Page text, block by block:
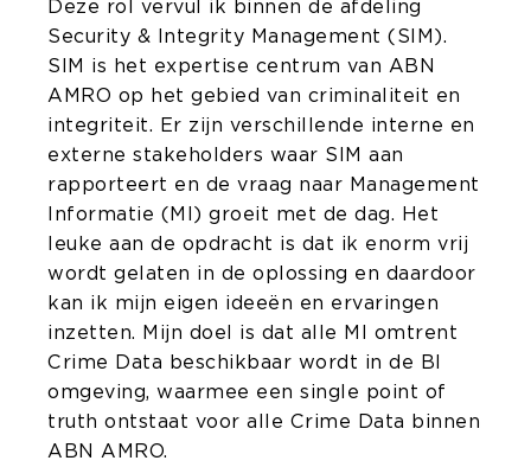
Deze rol vervul ik binnen de afdeling
Security & Integrity Management (SIM).
SIM is het expertise centrum van ABN
AMRO op het gebied van criminaliteit en
integriteit. Er zijn verschillende interne en
externe stakeholders waar SIM aan
rapporteert en de vraag naar Management
Informatie (MI) groeit met de dag. Het
leuke aan de opdracht is dat ik enorm vrij
wordt gelaten in de oplossing en daardoor
kan ik mijn eigen ideeën en ervaringen
inzetten. Mijn doel is dat alle MI omtrent
Crime Data beschikbaar wordt in de BI
omgeving, waarmee een single point of
truth ontstaat voor alle Crime Data binnen
ABN AMRO.